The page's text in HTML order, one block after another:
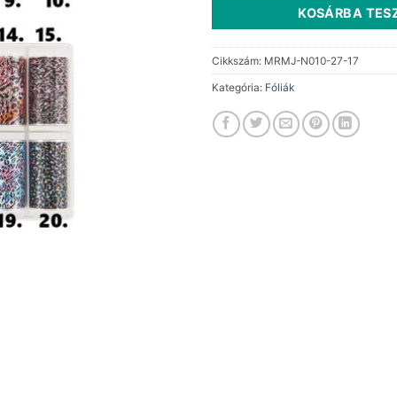
KOSÁRBA
Cikkszám: MRMJ-N010-27-17
Kategória: Fóliák